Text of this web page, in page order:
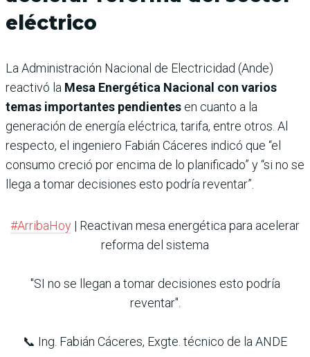
eléctrico
La Administración Nacional de Electricidad (Ande)
reactivó la Mesa Energética Nacional con varios
temas importantes pendientes en cuanto a la
generación de energía eléctrica, tarifa, entre otros. Al
respecto, el ingeniero Fabián Cáceres indicó que “el
consumo creció por encima de lo planificado” y “si no se
llega a tomar decisiones esto podría reventar”.
#ArribaHoy | Reactivan mesa energética para acelerar
reforma del sistema
"SI no se llegan a tomar decisiones esto podría
reventar".
📞 Ing. Fabián Cáceres, Exgte. técnico de la ANDE